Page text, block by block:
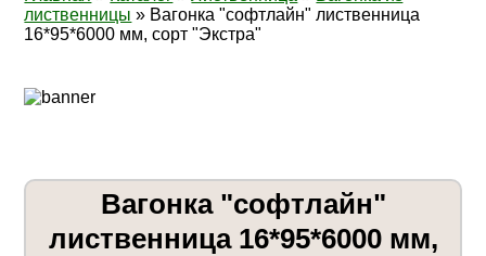
лиственницы » Вагонка "софтлайн" лиственница
16*95*6000 мм, сорт "Экстра"
Вагонка "софтлайн"
лиственница 16*95*6000 мм,